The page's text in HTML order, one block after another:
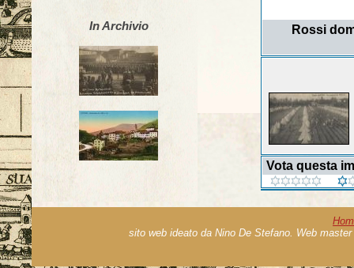
In Archivio Rossi
Vota questa
sito web ideato da Nino De Stefano. Web